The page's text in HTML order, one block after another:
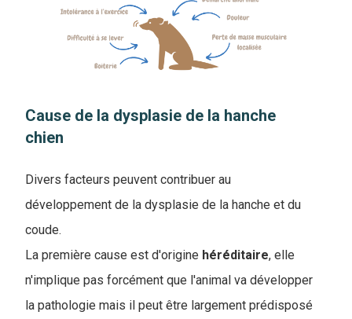
Cause de la dysplasie de la hanche
chien
Divers facteurs peuvent contribuer au
développement de la dysplasie de la hanche et du
coude.
La première cause est d'origine héréditaire, elle
n'implique pas forcément que l'animal va développer
la pathologie mais il peut être largement prédisposé